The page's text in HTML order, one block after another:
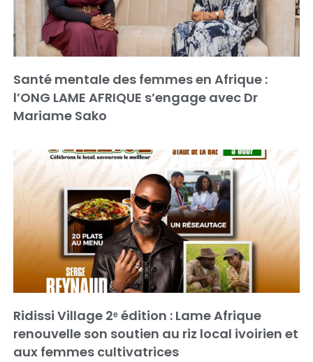
Santé mentale des femmes en Afrique :
l’ONG LAME AFRIQUE s’engage avec Dr
Mariame Sako
Ridissi Village 2ᵉ édition : Lame Afrique
renouvelle son soutien au riz local ivoirien et
aux femmes cultivatrices